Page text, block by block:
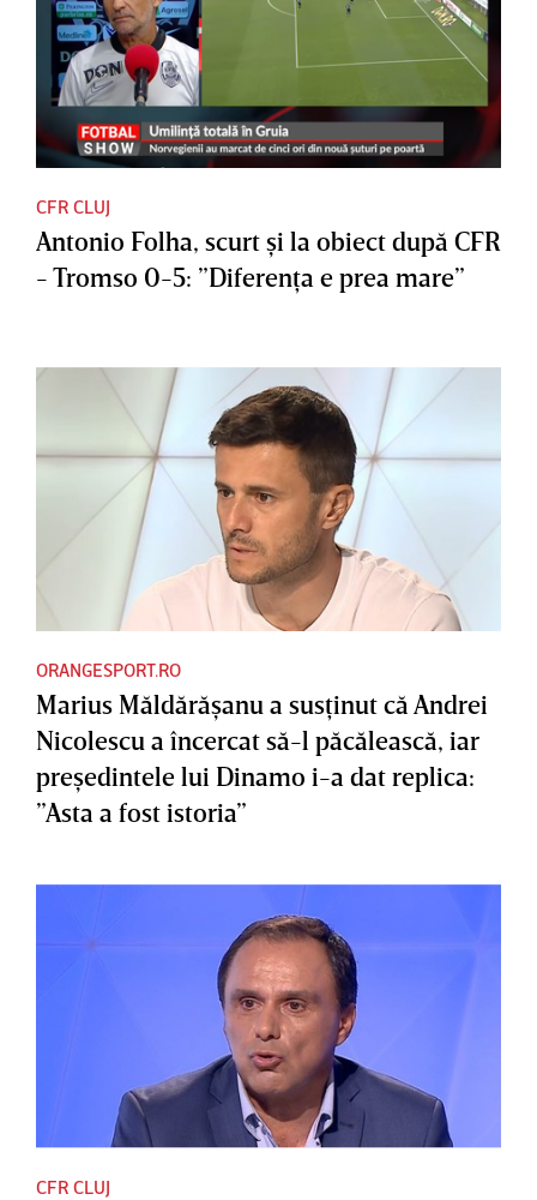
CFR CLUJ
Antonio Folha, scurt şi la obiect după CFR
- Tromso 0-5: ”Diferenţa e prea mare”
ORANGESPORT.RO
Marius Măldărăşanu a susţinut că Andrei
Nicolescu a încercat să-l păcălească, iar
preşedintele lui Dinamo i-a dat replica:
”Asta a fost istoria”
CFR CLUJ